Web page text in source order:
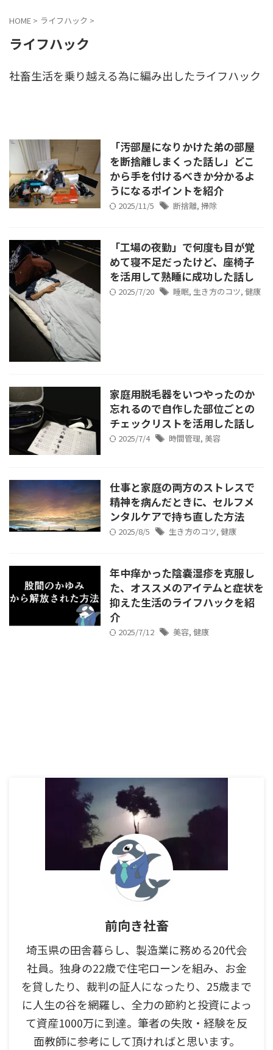
HOME > ライフハック >
ライフハック
社畜生活を乗り越える為に編み出したライフハック
「汚部屋になりかけた弟の部屋
を断捨離しまくった話し」どこ
から手を付けるべきか分かるよ
うになるポイントを紹介
2025/11/5 断捨離, 掃除
「工場の夜勤」で何度も目が覚
めて寝不足だったけど、座椅子
を活用して熟睡に成功した話し
2025/7/20 睡眠, 生き方のコツ, 健康
家庭用脱毛器をいつやったのか
忘れるので自作した部位ごとの
チェックリストを活用した話し
2025/7/4 時間管理, 美容
仕事と家庭の両方のストレスで
精神を病んだときに、セルフメ
ンタルケアで持ち直した方法
2025/8/5 生き方のコツ, 健康
年中痒かった陰嚢湿疹を克服し
た、オススメのアイテムと症状を
抑えた生活のライフハックを紹
介
2025/7/12 美容, 健康
前向き社畜
埼玉県の田舎暮らし、製造業に務める20代会
社員。独身の22歳で住宅ローンを組み、お金
を貸したり、裁判の証人になったり、25歳まで
に人生の谷を網羅し、全力の節約と投資によっ
て資産1000万に到達。筆者の失敗・経験を反
面教師に参考にして頂ければと思います。